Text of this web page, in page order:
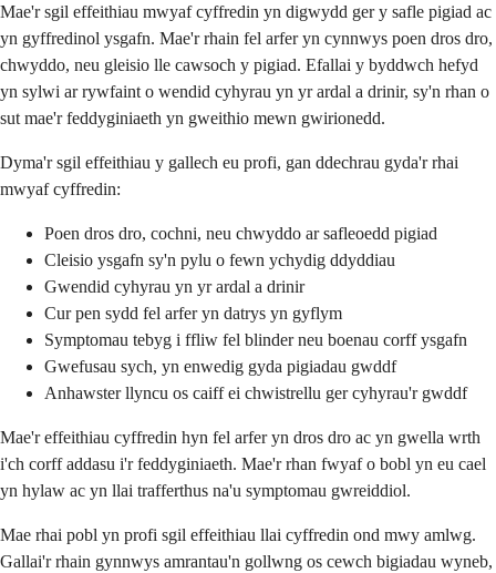
Mae'r sgil effeithiau mwyaf cyffredin yn digwydd ger y safle pigiad ac
yn gyffredinol ysgafn. Mae'r rhain fel arfer yn cynnwys poen dros dro,
chwyddo, neu gleisio lle cawsoch y pigiad. Efallai y byddwch hefyd
yn sylwi ar rywfaint o wendid cyhyrau yn yr ardal a drinir, sy'n rhan o
sut mae'r feddyginiaeth yn gweithio mewn gwirionedd.
Dyma'r sgil effeithiau y gallech eu profi, gan ddechrau gyda'r rhai
mwyaf cyffredin:
Poen dros dro, cochni, neu chwyddo ar safleoedd pigiad
Cleisio ysgafn sy'n pylu o fewn ychydig ddyddiau
Gwendid cyhyrau yn yr ardal a drinir
Cur pen sydd fel arfer yn datrys yn gyflym
Symptomau tebyg i ffliw fel blinder neu boenau corff ysgafn
Gwefusau sych, yn enwedig gyda pigiadau gwddf
Anhawster llyncu os caiff ei chwistrellu ger cyhyrau'r gwddf
Mae'r effeithiau cyffredin hyn fel arfer yn dros dro ac yn gwella wrth
i'ch corff addasu i'r feddyginiaeth. Mae'r rhan fwyaf o bobl yn eu cael
yn hylaw ac yn llai trafferthus na'u symptomau gwreiddiol.
Mae rhai pobl yn profi sgil effeithiau llai cyffredin ond mwy amlwg.
Gallai'r rhain gynnwys amrantau'n gollwng os cewch bigiadau wyneb,